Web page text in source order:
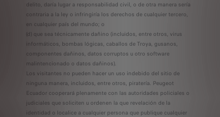
delito, daría lugar a responsabilidad civil, o de otra manera sería
contraria a la ley o infringiría los derechos de cualquier tercero,
en cualquier país del mundo; o
(d) que sea técnicamente dañino (incluidos, entre otros, virus
informáticos, bombas lógicas, caballos de Troya, gusanos,
componentes dañinos, datos corruptos u otro software
malintencionado o datos dañinos).
Los visitantes no pueden hacer un uso indebido del sitio de
ninguna manera, incluidos, entre otros, piratería. Peugeot
Ecuador cooperará plenamente con las autoridades policiales o
judiciales que soliciten u ordenen la que revelación de la
identidad o localice a cualquier persona que publique cualquier